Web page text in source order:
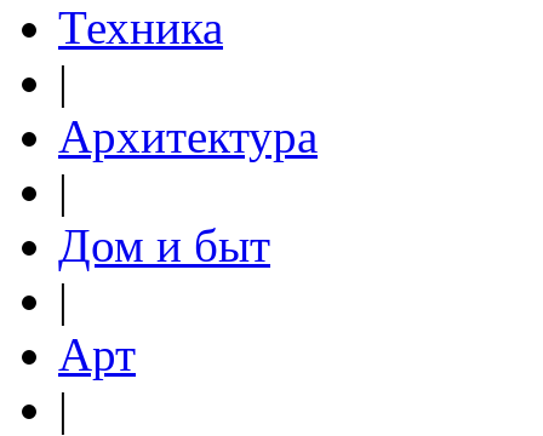
Техника
|
Архитектура
|
Дом и быт
|
Арт
|